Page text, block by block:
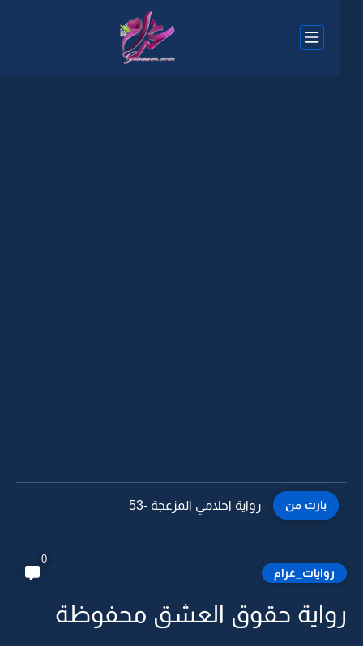
بارت من رواية احلامي المزعجة -53
روايات_غرام
حقوق العشق محفوظة